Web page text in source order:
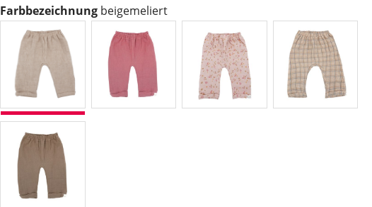
Farbbezeichnungauswählen
beigemeliert
beigemeliert
fox glove herbstblume karo
walnuss